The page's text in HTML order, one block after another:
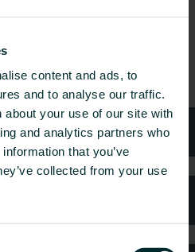
content and ads, to
and to analyse our traffic.
about your use of our site with
and analytics partners who
that you’ve
collected from your use
installateur,
distributeur ou
une catégorie et nous
en charge votre